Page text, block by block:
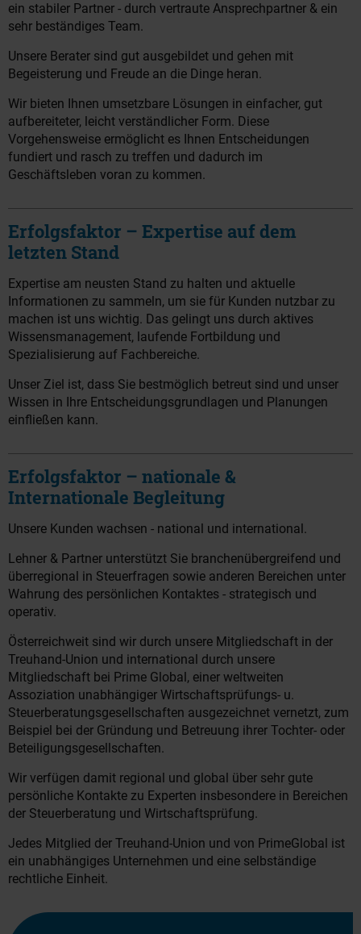
ein stabiler Partner - durch vertraute Ansprechpartner & ein
sehr beständiges Team.
Unsere Berater sind gut ausgebildet und gehen mit
Begeisterung und Freude an die Dinge heran.
Wir bieten Ihnen umsetzbare Lösungen in einfacher, gut
aufbereiteter, leicht verständlicher Form. Diese
Vorgehensweise ermöglicht es Ihnen Entscheidungen
fundiert und rasch zu treffen und dadurch im
Geschäftsleben voran zu kommen.
Erfolgsfaktor – Expertise auf dem
letzten Stand
Expertise am neusten Stand zu halten und aktuelle
Informationen zu sammeln, um sie für Kunden nutzbar zu
machen ist uns wichtig. Das gelingt uns durch aktives
Wissensmanagement, laufende Fortbildung und
Spezialisierung auf Fachbereiche.
Unser Ziel ist, dass Sie bestmöglich betreut sind und unser
Wissen in Ihre Entscheidungsgrundlagen und Planungen
einfließen kann.
Erfolgsfaktor – nationale &
Internationale Begleitung
Unsere Kunden wachsen - national und international.
Lehner & Partner unterstützt Sie branchenübergreifend und
überregional in Steuerfragen sowie anderen Bereichen unter
Wahrung des persönlichen Kontaktes - strategisch und
operativ.
Österreichweit sind wir durch unsere Mitgliedschaft in der
Treuhand-Union und international durch unsere
Mitgliedschaft bei Prime Global, einer weltweiten
Assoziation unabhängiger Wirtschaftsprüfungs- u.
Steuerberatungsgesellschaften ausgezeichnet vernetzt, zum
Beispiel bei der Gründung und Betreuung ihrer Tochter- oder
Beteiligungsgesellschaften.
Wir verfügen damit regional und global über sehr gute
persönliche Kontakte zu Experten insbesondere in Bereichen
der Steuerberatung und Wirtschaftsprüfung.
Jedes Mitglied der Treuhand-Union und von PrimeGlobal ist
ein unabhängiges Unternehmen und eine selbständige
rechtliche Einheit.